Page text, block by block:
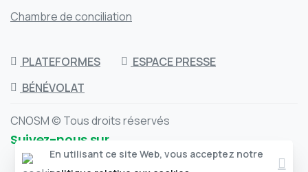
Chambre de conciliation
PLATEFORMES
ESPACE PRESSE
BÉNÉVOLAT
CNOSM © Tous droits réservés
Suivez-nous sur
En utilisant ce site Web, vous acceptez notre